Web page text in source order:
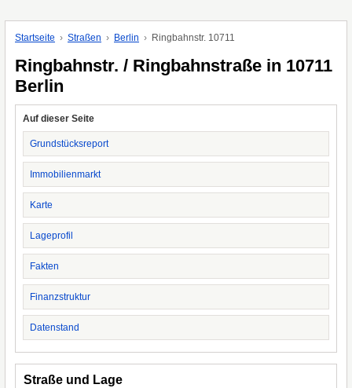
Startseite Straßen Berlin Ringbahnstr. 10711
Ringbahnstr. / Ringbahnstraße in 10711
Berlin
Auf dieser Seite
Grundstücksreport
Immobilienmarkt
Karte
Lageprofil
Fakten
Finanzstruktur
Datenstand
Straße und Lage